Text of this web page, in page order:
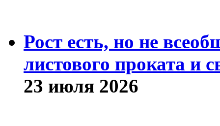
Рост есть, но не
листового проката и
23 июля 2026